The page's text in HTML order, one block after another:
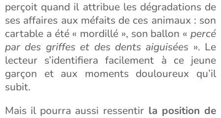
perçoit quand il attribue les dégradations de
ses affaires aux méfaits de ces animaux : son
cartable a été « mordillé », son ballon « percé
par des griffes et des dents aiguisées ». Le
lecteur s’identifiera facilement à ce jeune
garçon et aux moments douloureux qu’il
subit.
Mais il pourra aussi ressentirla position de